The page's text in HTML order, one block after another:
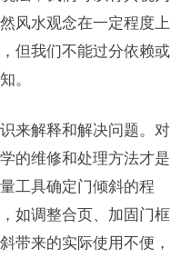
风水观念在一定程度上
但我们不能过分依赖或
。
来解释和解决问题。对
的维修和处理方法才是
工具确定门倾斜的程
如调整合页、加固门框
带来的实际使用不便，